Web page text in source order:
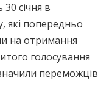
30 січня в
які попередньо
на отримання
голосування
переможців